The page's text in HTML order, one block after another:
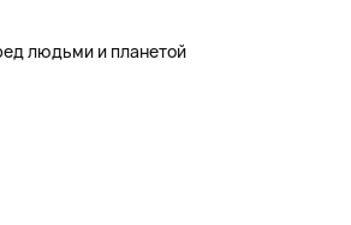
людьми и планетой